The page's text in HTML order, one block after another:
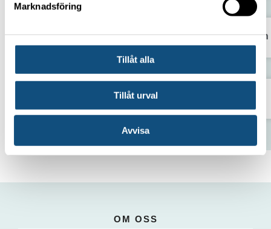
Marknadsföring
Tillåt alla
Tillåt urval
Avvisa
Containergående Truck 5 ton
Truck 5,5 ton
OM OSS